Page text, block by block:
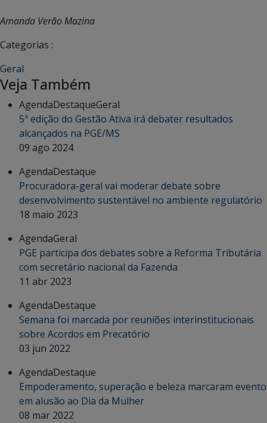
Amanda Verão Mazina
Categorias :
Geral
Veja Também
AgendaDestaqueGeral
5ª edição do Gestão Ativa irá debater resultados
alcançados na PGE/MS
09 ago 2024
AgendaDestaque
Procuradora-geral vai moderar debate sobre
desenvolvimento sustentável no ambiente regulatório
18 maio 2023
AgendaGeral
PGE participa dos debates sobre a Reforma Tributária
com secretário nacional da Fazenda
11 abr 2023
AgendaDestaque
Semana foi marcada por reuniões interinstitucionais
sobre Acordos em Precatório
03 jun 2022
AgendaDestaque
Empoderamento, superação e beleza marcaram evento
em alusão ao Dia da Mulher
08 mar 2022